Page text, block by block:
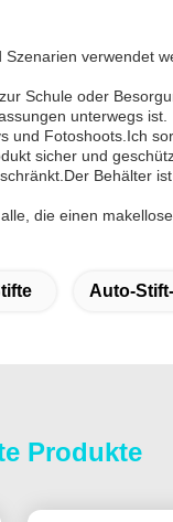
verwendet
Schule oder
unterwegs ist.
Fotoshoots.Ich
sicher und
Behälter
die einen
Auto-
Produkte